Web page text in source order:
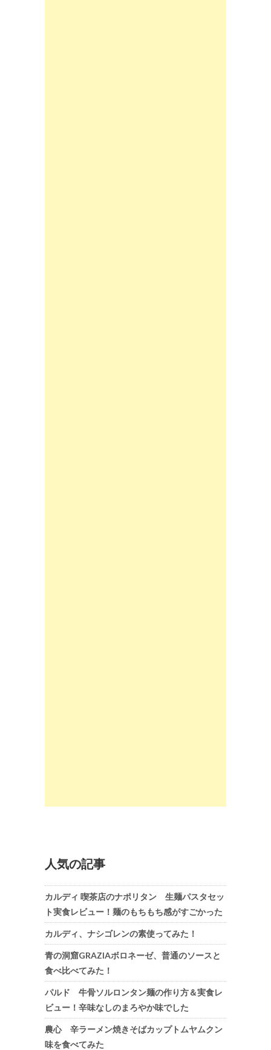
人気の記事
カルディ 喫茶店のナポリタン 生麺パスタセッ
ト実食レビュー！麺のもちもち感がすごかった
カルディ、ナシゴレンの素使ってみた！
青の洞窟GRAZIAボロネーゼ、普通のソースと
食べ比べてみた！
パルド 牛骨ソルロンタン麺の作り方＆実食レ
ビュー！辛味なしのまろやか味でした
農心 辛ラーメン焼きそばカップトムヤムクン
味を食べてみた